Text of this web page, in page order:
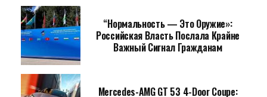
“Нормальность — Это Оружие»:
Российская Власть Послала Крайне
Важный Сигнал Гражданам
Mercedes-AMG GT 53 4-Door Coupe: